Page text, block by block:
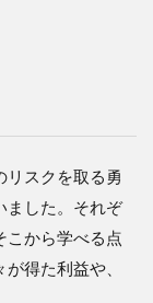
リスクを取る勇
ました。それぞ
こから学べる点
得た利益や、